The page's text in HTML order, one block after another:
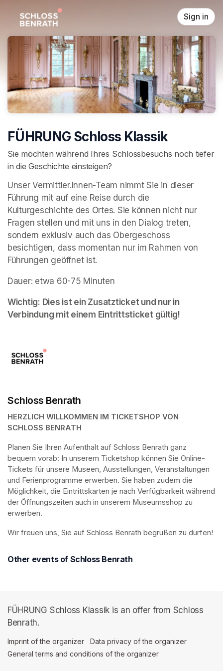
Sign in
FÜHRUNG Schloss Klassik
Sie möchten während Ihres Schlossbesuchs noch tiefer
in die Geschichte einsteigen?
Unser Vermittler.Innen-Team nimmt Sie in dieser
Führung mit auf eine Reise durch die
Kulturgeschichte des Ortes. Sie können nicht nur
Fragen stellen und mit uns in den Dialog treten,
sondern exklusiv auch das Obergeschoss
besichtigen, dass momentan nur im Rahmen von
Führungen geöffnet ist.
Dauer: etwa 60-75 Minuten
Wichtig: Dies ist ein Zusatzticket und nur in
Verbindung mit einem Eintrittsticket gültig!
Schloss Benrath
HERZLICH WILLKOMMEN IM TICKETSHOP VON
SCHLOSS BENRATH
Planen Sie Ihren Aufenthalt auf Schloss Benrath ganz
bequem vorab: In unserem Ticketshop können Sie Online-
Tickets für unsere Museen, Ausstellungen, Veranstaltungen
und Ferienprogramme erwerben. Sie haben zudem die
Möglichkeit, die Eintrittskarten je nach Verfügbarkeit während
der Öffnungszeiten auch in unserem Museumsshop zu
erwerben.
Wir freuen uns, Sie auf Schloss Benrath begrüßen zu dürfen!
Other events of Schloss Benrath
FÜHRUNG Schloss Klassik is an offer from Schloss
Benrath.
Imprint of the organizer (opens in a new tab)
Data privacy of the organizer
General terms and conditions of the organizer